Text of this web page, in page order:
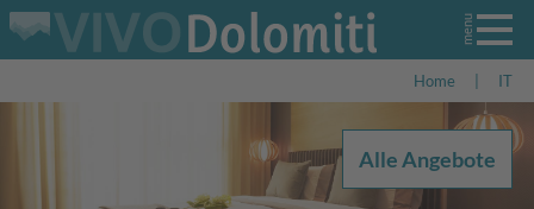
Home IT
Alle Angebote